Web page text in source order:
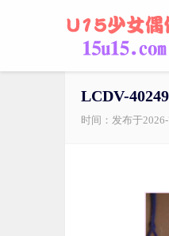
LCDV-
时间：发布于